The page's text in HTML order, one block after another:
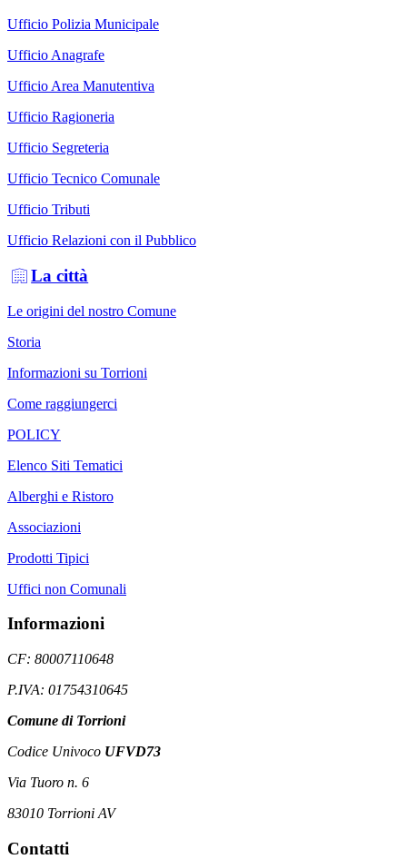
Ufficio Polizia Municipale
Ufficio Anagrafe
Ufficio Area Manutentiva
Ufficio Ragioneria
Ufficio Segreteria
Ufficio Tecnico Comunale
Ufficio Tributi
Ufficio Relazioni con il Pubblico
La città
Le origini del nostro Comune
Storia
Informazioni su Torrioni
Come raggiungerci
POLICY
Elenco Siti Tematici
Alberghi e Ristoro
Associazioni
Prodotti Tipici
Uffici non Comunali
Informazioni
CF: 80007110648
P.IVA: 01754310645
Comune di Torrioni
Codice Univoco UFVD73
Via Tuoro n. 6
83010 Torrioni AV
Contatti